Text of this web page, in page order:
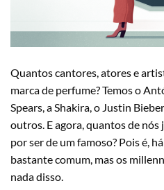
Quantos cantores, atores e
marca de perfume? Temos o
Spears, a Shakira, o Justin
outros. E agora, quantos de
por ser de um famoso? Pois é,
bastante comum, mas os
nada disso.